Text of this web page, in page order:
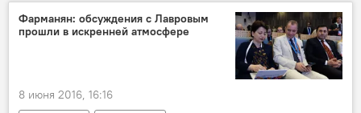
Фарманян: обсуждения с Лавровым
прошли в искренней атмосфере
8 июня 2016, 16:16